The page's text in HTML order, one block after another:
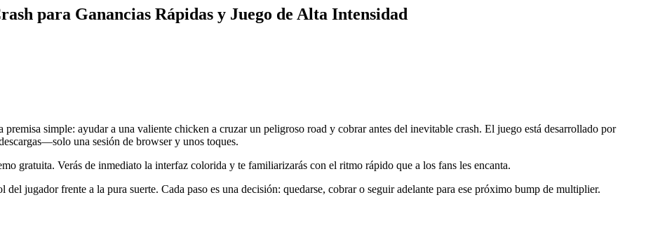
para Ganancias Rápidas y Juego de Alta Intensidad
simple: ayudar a una valiente chicken a cruzar un peligroso road y cobrar antes del inevitable crash. El juego está desarrollado por
una sesión de browser y unos toques.
gratuita. Verás de inmediato la interfaz colorida y te familiarizarás con el ritmo rápido que a los fans les encanta.
jugador frente a la pura suerte. Cada paso es una decisión: quedarse, cobrar o seguir adelante para ese próximo bump de multiplier.